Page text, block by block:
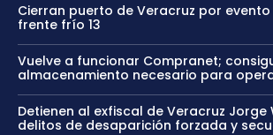
Cierran puerto de Veracruz por
frente frío 13
Vuelve a funcionar Compranet;
almacenamiento necesario para
Detienen al exfiscal de Veracruz Jorge
delitos de desaparición forzada y